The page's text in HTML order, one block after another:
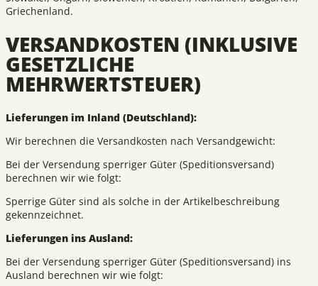
Griechenland.
VERSANDKOSTEN (INKLUSIVE
GESETZLICHE
MEHRWERTSTEUER)
Lieferungen im Inland (Deutschland):
Wir berechnen die Versandkosten nach Versandgewicht:
Bei der Versendung sperriger Güter (Speditionsversand)
berechnen wir wie folgt:
Sperrige Güter sind als solche in der Artikelbeschreibung
gekennzeichnet.
Lieferungen ins Ausland:
Bei der Versendung sperriger Güter (Speditionsversand) ins
Ausland berechnen wir wie folgt: